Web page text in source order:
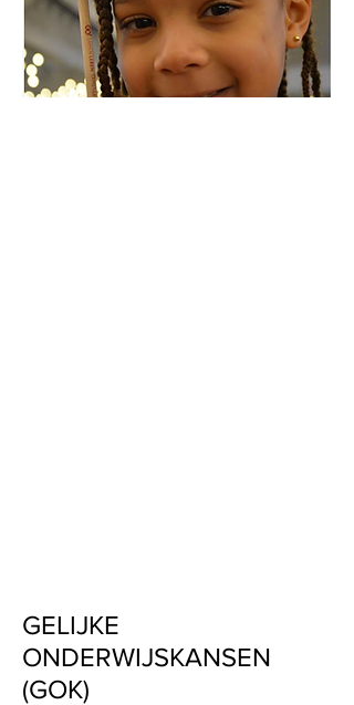
GELIJKE
ONDERWIJSKANSEN
(GOK)